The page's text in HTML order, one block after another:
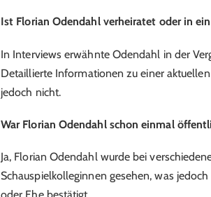
Ist Florian Odendahl verheiratet oder in
In Interviews erwähnte Odendahl in der
Detaillierte Informationen zu einer
jedoch nicht.
War Florian Odendahl schon einmal
Ja, Florian Odendahl wurde bei
Schauspielkolleginnen gesehen, was